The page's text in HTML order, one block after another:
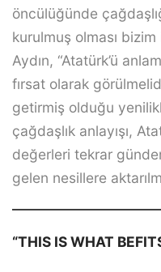
öncülüğünde
kurulmuş olması
Aydın, “Atatürk’ü
fırsat olarak
getirmiş olduğu
çağdaşlık anlayışı,
değerleri tekrar
gelen nesillere
“THIS IS WHAT